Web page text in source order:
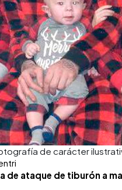
de carácter
de ataque de tiburón a